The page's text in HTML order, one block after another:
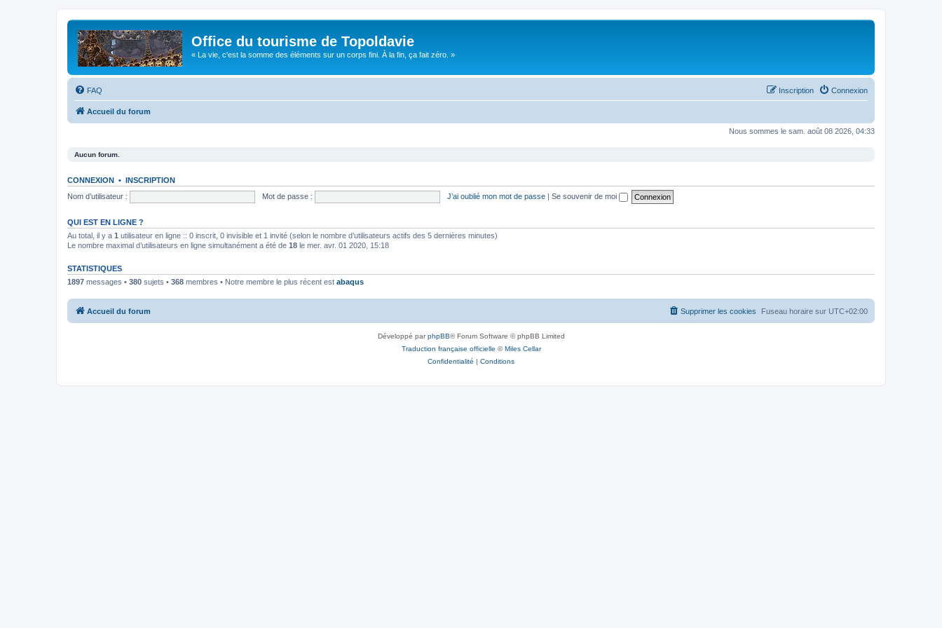
Office du tourisme de Topoldavie
« La vie, c'est la somme des éléments sur un corps fini. À la fin, ça fait zéro. »
FAQ Connexion
Inscription
Accueil du forum
Nous sommes le sam. août 08 2026, 04:33
Aucun forum.
CONNEXION • INSCRIPTION
Nom d’utilisateur :
Mot de passe : J’ai oublié mon mot de passe | Se souvenir de moi
QUI EST EN LIGNE ?
Au total, il y a 1 utilisateur en ligne :: 0 inscrit, 0 invisible et 1 invité (selon le nombre d’utilisateurs actifs des 5 dernières minutes)
Le nombre maximal d’utilisateurs en ligne simultanément a été de 18 le mer. avr. 01 2020, 15:18
STATISTIQUES
1897 messages • 380 sujets • 368 membres • Notre membre le plus récent est abaqus
Accueil du forum Fuseau horaire sur UTC+02:00
Supprimer les cookies
Développé parphpBB® Forum Software © phpBB Limited
Traduction française officielle ©Miles Cellar
Confidentialité | Conditions